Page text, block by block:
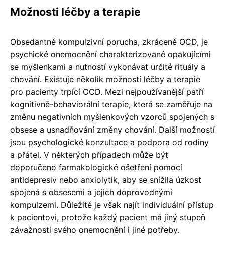
Možnosti léčby a terapie
Obsedantně kompulzivní porucha, zkráceně OCD, je
psychické onemocnění charakterizované opakujícími
se myšlenkami a nutností vykonávat určité rituály a
chování. Existuje několik možností léčby a terapie
pro pacienty trpící OCD. Mezi nejpoužívanější patří
kognitivně-behaviorální terapie, která se zaměřuje na
změnu negativních myšlenkových vzorců spojených s
obsese a usnadňování změny chování. Další možností
jsou psychologické konzultace a podpora od rodiny
a přátel. V některých případech může být
doporučeno farmakologické ošetření pomocí
antidepresiv nebo anxiolytik, aby se snížila úzkost
spojená s obsesemi a jejich doprovodnými
kompulzemi. Důležité je však najít individuální přístup
k pacientovi, protože každý pacient má jiný stupeň
závažnosti svého onemocnění i jiné potřeby.